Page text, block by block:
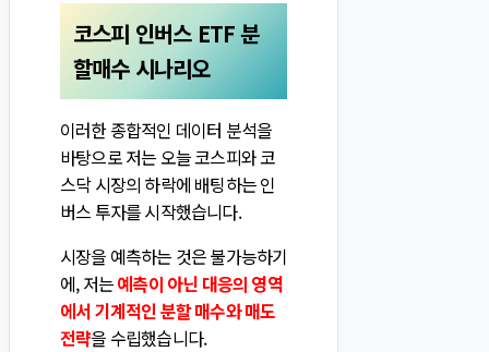
코스피 인버스 ETF 분
할매수 시나리오
이러한 종합적인 데이터 분석을
바탕으로 저는 오늘 코스피와 코
스닥 시장의 하락에 배팅하는 인
버스 투자를 시작했습니다.
시장을 예측하는 것은 불가능하기
에, 저는예측이 아닌 대응의 영역
에서 기계적인 분할 매수와 매도
전략을 수립했습니다.